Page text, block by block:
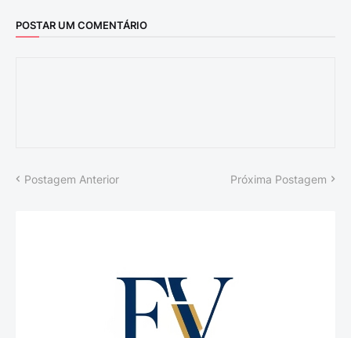
POSTAR UM COMENTÁRIO
Postagem Anterior Próxima Postagem